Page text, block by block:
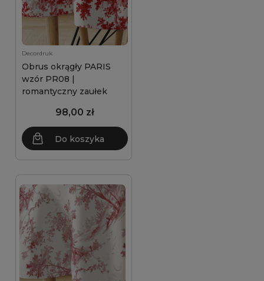
Decordruk
Obrus okrągły PARIS
wzór PR08 |
romantyczny zaułek
98,00 zł
Do koszyka